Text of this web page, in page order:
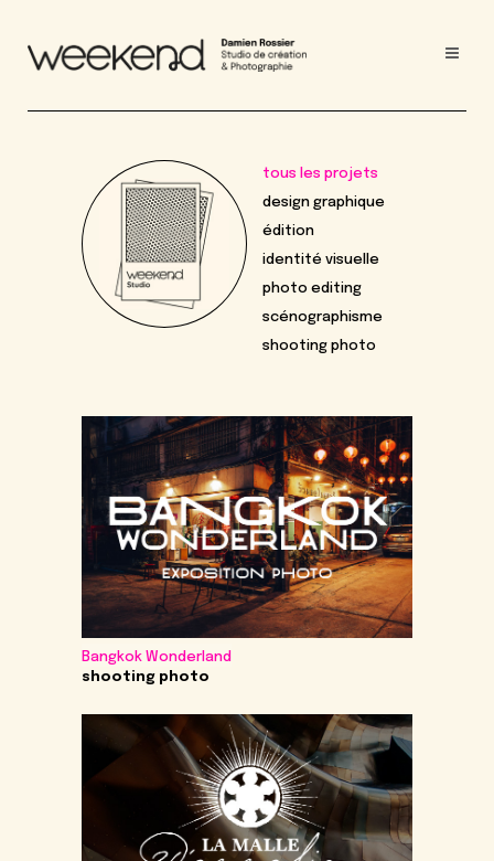
tous les projets
design graphique
édition
identité visuelle
photo editing
scénographisme
shooting photo
Bangkok Wonderland
shooting photo